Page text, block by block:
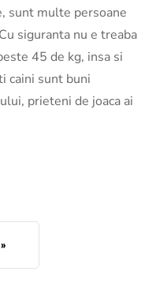
sunt multe persoane
siguranta nu e treaba
45 de kg, insa si
caini sunt buni
prieteni de joaca ai
»